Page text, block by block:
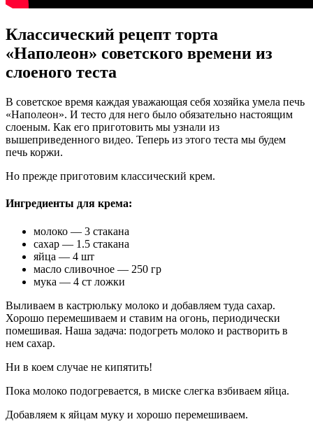
Классический рецепт торта
«Наполеон» советского времени из
слоеного теста
В советское время каждая уважающая себя хозяйка умела печь
«Наполеон». И тесто для него было обязательно настоящим
слоеным. Как его приготовить мы узнали из
вышеприведенного видео. Теперь из этого теста мы будем
печь коржи.
Но прежде приготовим классический крем.
Ингредиенты для крема:
молоко — 3 стакана
сахар — 1.5 стакана
яйца — 4 шт
масло сливочное — 250 гр
мука — 4 ст ложки
Выливаем в кастрюльку молоко и добавляем туда сахар.
Хорошо перемешиваем и ставим на огонь, периодически
помешивая. Наша задача: подогреть молоко и растворить в
нем сахар.
Ни в коем случае не кипятить!
Пока молоко подогревается, в миске слегка взбиваем яйца.
Добавляем к яйцам муку и хорошо перемешиваем.